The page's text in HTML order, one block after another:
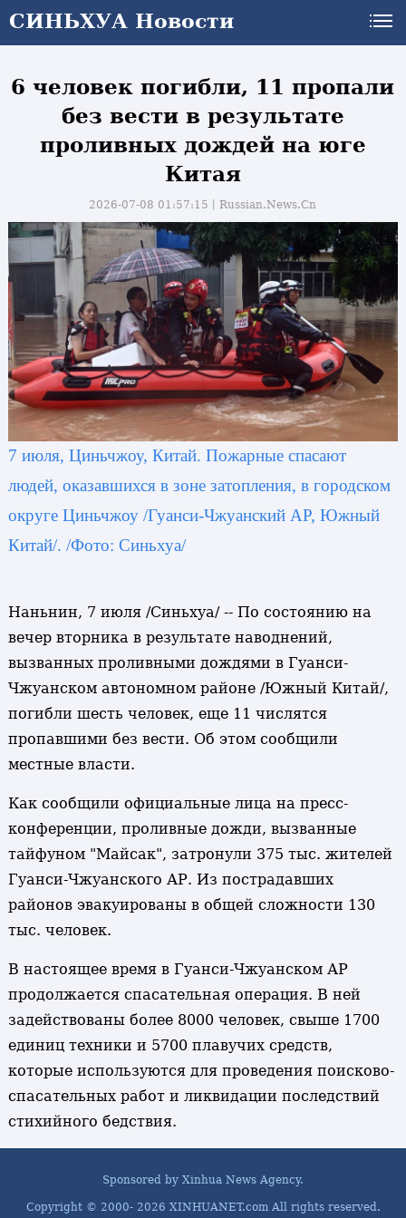
СИНЬХУА Новости
СИНЬХУА Новости
6 человек погибли, 11 пропали
без вести в результате
проливных дождей на юге
Китая
2026-07-08 01:57:15丨Russian.News.Cn
7 июля, Циньчжоу, Китай. Пожарные спасают
людей, оказавшихся в зоне затопления, в городском
округе Циньчжоу /Гуанси-Чжуанский АР, Южный
Китай/. /Фото: Синьхуа/
Наньнин, 7 июля /Синьхуа/ -- По состоянию на
вечер вторника в результате наводнений,
вызванных проливными дождями в Гуанси-
Чжуанском автономном районе /Южный Китай/,
погибли шесть человек, еще 11 числятся
пропавшими без вести. Об этом сообщили
местные власти.
Как сообщили официальные лица на пресс-
конференции, проливные дожди, вызванные
тайфуном "Майсак", затронули 375 тыс. жителей
Гуанси-Чжуанского АР. Из пострадавших
районов эвакуированы в общей сложности 130
тыс. человек.
В настоящее время в Гуанси-Чжуанском АР
продолжается спасательная операция. В ней
задействованы более 8000 человек, свыше 1700
единиц техники и 5700 плавучих средств,
которые используются для проведения поисково-
спасательных работ и ликвидации последствий
стихийного бедствия.
Sponsored by Xinhua News Agency.
Copyright © 2000- 2026 XINHUANET.com All rights reserved.